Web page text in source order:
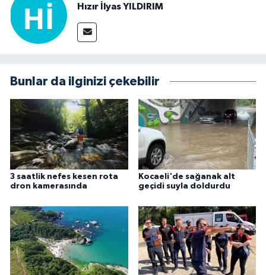
Hızır İlyas YILDIRIM
Bunlar da ilginizi çekebilir
3 saatlik nefes kesen rota
dron kamerasında
Kocaeli'de sağanak alt
geçidi suyla doldurdu